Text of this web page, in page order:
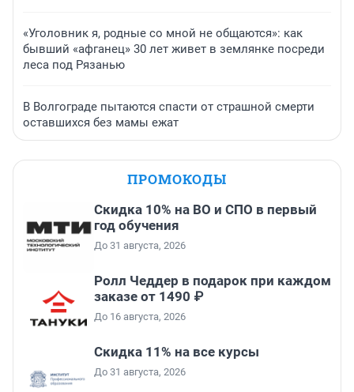
«Уголовник я, родные со мной не общаются»: как
бывший «афганец» 30 лет живет в землянке посреди
леса под Рязанью
В Волгограде пытаются спасти от страшной смерти
оставшихся без мамы ежат
ПРОМОКОДЫ
Скидка 10% на ВО и СПО в первый
год обучения
До 31 августа, 2026
Ролл Чеддер в подарок при каждом
заказе от 1490 ₽
До 16 августа, 2026
Скидка 11% на все курсы
До 31 августа, 2026